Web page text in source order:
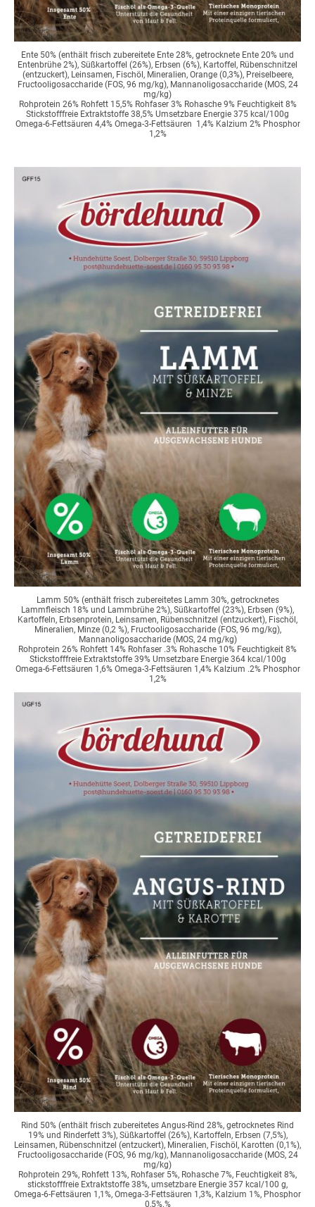
Ente 50% (enthält frisch zubereitete Ente 28%, getrocknete Ente 20% und
Entenbrühe 2%), Süßkartoffel (26%), Erbsen (6%), Kartoffel, Rübenschnitzel
(entzuckert), Leinsamen, Fischöl, Mineralien, Orange (0,3%), Preiselbeere,
Fructooligosaccharide (FOS, 96 mg/kg), Mannanoligosaccharide (MOS, 24
mg/kg)
Rohprotein 26% Rohfett 15,5% Rohfaser 3% Rohasche 9% Feuchtigkeit 8%
Stickstofffreie Extraktstoffe 38,5% Umsetzbare Energie 375 kcal/100g
Omega-6-Fettsäuren 4,4% Omega-3-Fettsäuren 1,4% Kalzium 2% Phosphor
1,2%
Lamm 50% (enthält frisch zubereitetes Lamm 30%, getrocknetes
Lammfleisch 18% und Lammbrühe 2%), Süßkartoffel (23%), Erbsen (9%),
Kartoffeln, Erbsenprotein, Leinsamen, Rübenschnitzel (entzuckert), Fischöl,
Mineralien, Minze (0,2 %), Fructooligosaccharide (FOS, 96 mg/kg),
Mannanoligosaccharide (MOS, 24 mg/kg)
Rohprotein 26% Rohfett 14% Rohfaser .3% Rohasche 10% Feuchtigkeit 8%
Stickstofffreie Extraktstoffe 39% Umsetzbare Energie 364 kcal/100g
Omega-6-Fettsäuren 1,6% Omega-3-Fettsäuren 1,4% Kalzium .2% Phosphor
1,2%
Rind 50% (enthält frisch zubereitetes Angus-Rind 28%, getrocknetes Rind
19% und Rinderfett 3%), Süßkartoffel (26%), Kartoffeln, Erbsen (7,5%),
Leinsamen, Rübenschnitzel (entzuckert), Mineralien, Fischöl, Karotten (0,1%),
Fructooligosaccharide (FOS, 96 mg/kg), Mannanoligosaccharide (MOS, 24
mg/kg)
Rohprotein 29%, Rohfett 13%, Rohfaser 5%, Rohasche 7%, Feuchtigkeit 8%,
stickstofffreie Extraktstoffe 38%, umsetzbare Energie 357 kcal/100 g,
Omega-6-Fettsäuren 1,1%, Omega-3-Fettsäuren 1,3%, Kalzium 1%, Phosphor
0,5%.%